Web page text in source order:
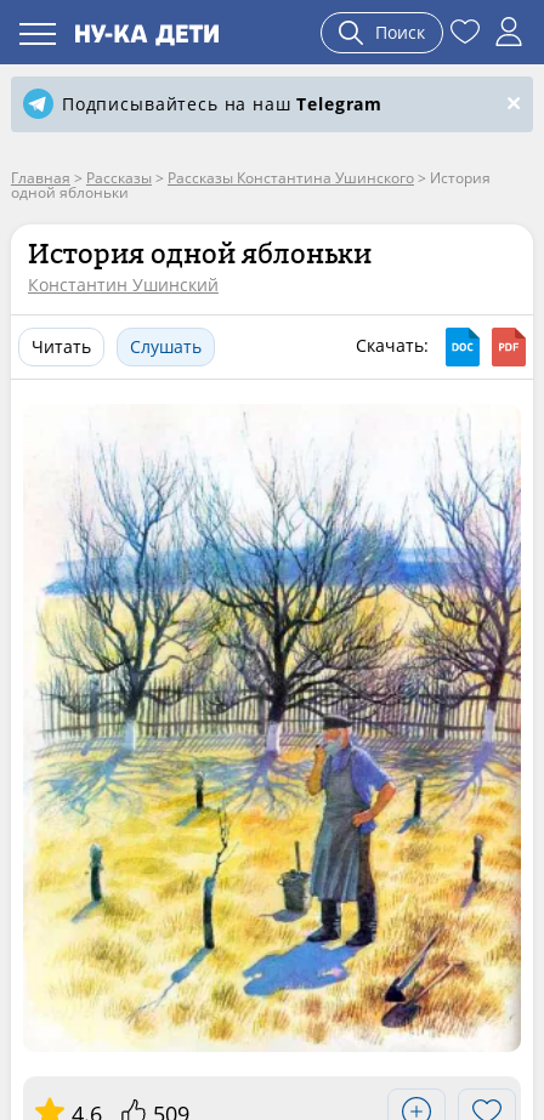
Поиск
Подписывайтесь на нашTelegram
Главная > Рассказы > Рассказы Константина Ушинского> История
одной яблоньки
История одной яблоньки
Константин Ушинский
Читать Слушать Скачать: